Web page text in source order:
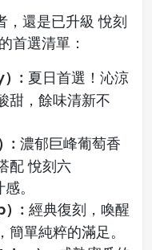
，還是已升級 悅刻
首選清單：
: 夏日首選！沁涼
甜，餘味清新不
: 濃郁巨峰葡萄香
配 悅刻六
。
）: 經典復刻，喚醒
單純粹的滿足。